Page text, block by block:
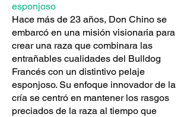
esponjoso
Hace más de 23 años, Don Chino se
embarcó en una misión visionaria para
crear una raza que combinara las
entrañables cualidades del Bulldog
Francés con un distintivo pelaje
esponjoso. Su enfoque innovador de la
cría se centró en mantener los rasgos
preciados de la raza al tiempo que